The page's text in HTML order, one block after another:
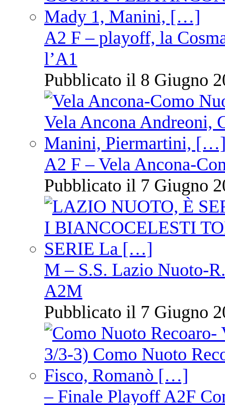
A2 F – playoff, la
l’A1
Pubblicato il 8 Giugno
A2 F – Vela Ancona-
Pubblicato il 7 Giugno
M – S.S. Lazio Nuoto-
A2M
Pubblicato il 7 Giugno
– Finale Playoff A2F